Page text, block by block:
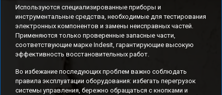
Используются специализированные приборы и
инструментальные средства, необходимые для тестирования
электронных компонентов и замены неисправных частей.
Применяются только проверенные запасные части,
соответствующие марке Indesit, гарантирующие высокую
эффективность восстановительных работ.
Во избежание последующих проблем важно соблюдать
правила эксплуатации оборудования: избегать перегрузок
системы управления, бережно обращаться с кнопками и